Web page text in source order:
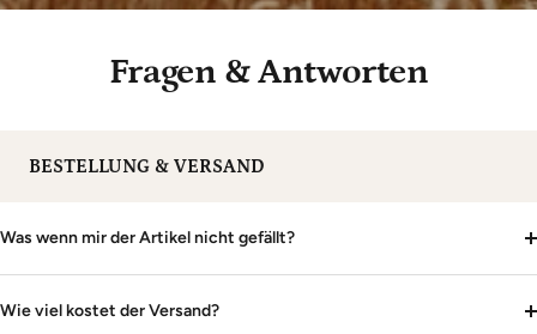
Fragen & Antworten
BESTELLUNG & VERSAND
Was wenn mir der Artikel nicht gefällt?
Wie viel kostet der Versand?